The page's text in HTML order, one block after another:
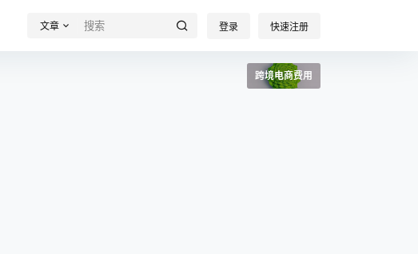
文章 登录 快速注册
跨境电商费用